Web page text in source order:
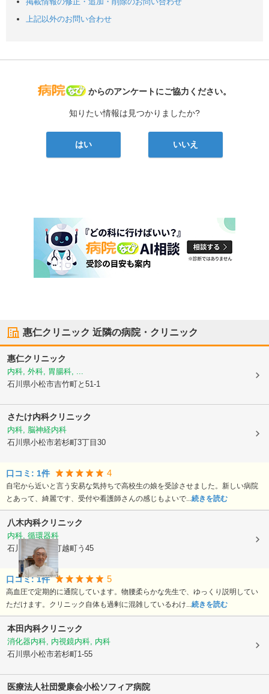
上記以外のお問い合わせ
病院なび
からのアンケートにご協力ください。
知りたい情報は見つかりましたか?
はい いいえ
惠仁クリニック 近隣の病院・クリニック
惠仁クリニック
内科, 外科, 胃腸科, ...
石川県小松市吉竹町と51-1
さたけ内科クリニック
内科, 脳神経内科
石川県小松市若杉町3丁目30
口コミ: 1件 4
自宅から近いと言う安易な気持ちで高校生の娘を受診させました。新しい病院
とあって、綺麗です、受付や看護師さんの感じもよいで... 続きを読む
八木内科クリニック
内科, 循環器科
石川県小松市
打越町う45
口コミ:1件 5
高血圧で定期的に通院しています。物腰柔らかな先生で、ゆっくり説明してい
ただけます。クリニック自体も過剰に混雑しているわけ... 続きを読む
本田内科クリニック
消化器内科, 内視鏡内科, 内科
石川県小松市若杉町1-55
医療法人社団愛康会小松ソフィア病院